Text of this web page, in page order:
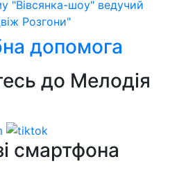
"Вівсянка-шоу" ведучий
Розгони"
допомога
до Мелодія
смартфона